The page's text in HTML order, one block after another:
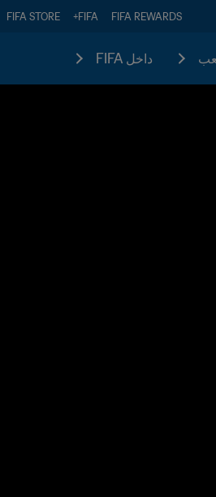
FIFA REWARDS
FIFA+
FIFA STORE
داخل FIFA